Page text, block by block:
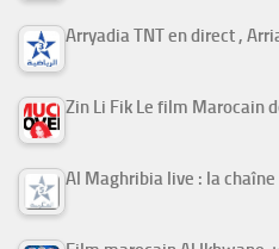
Arryadia TNT en direct ,
Al Maghribia live : la